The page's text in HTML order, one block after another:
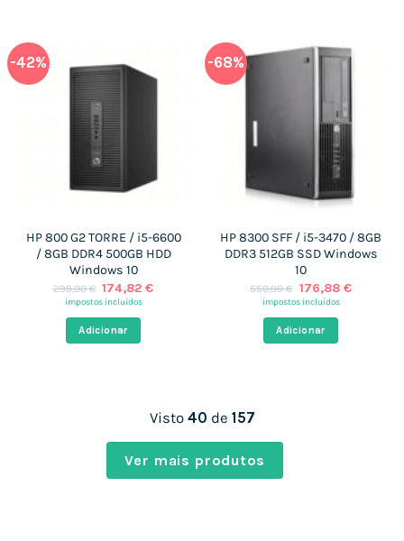
-42%
HP 800 G2 TORRE / i5-6600
/ 8GB DDR4 500GB HDD
Windows 10
299,00€ O
preço
era:
299,00 €.
174,82€O
impostos incluídos
Adicionar
-68%
HP 8300 SFF / i5-3470 / 8GB
DDR3 512GB SSD Windows
10
550,00€ O
preço
era:
550,00 €.
176,88 €O
impostos incluídos
Adicionar
Visto 40 de 157
Ver mais produtos